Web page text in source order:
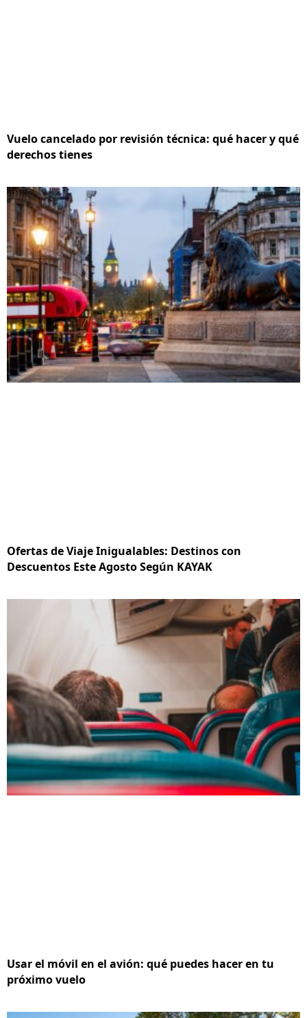
Vuelo cancelado por revisión técnica: qué hacer y qué
derechos tienes
Ofertas de Viaje Inigualables: Destinos con
Descuentos Este Agosto Según KAYAK
Usar el móvil en el avión: qué puedes hacer en tu
próximo vuelo